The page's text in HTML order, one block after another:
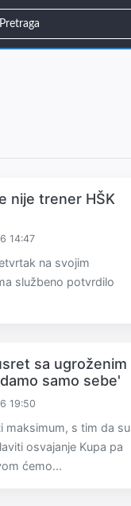
nije trener HŠK
14:47
na svojim
službeno potvrdilo
sa ugroženim
samo sebe'
19:50
maksimum, s tim da su
osvajanje Kupa pa
ćemo...